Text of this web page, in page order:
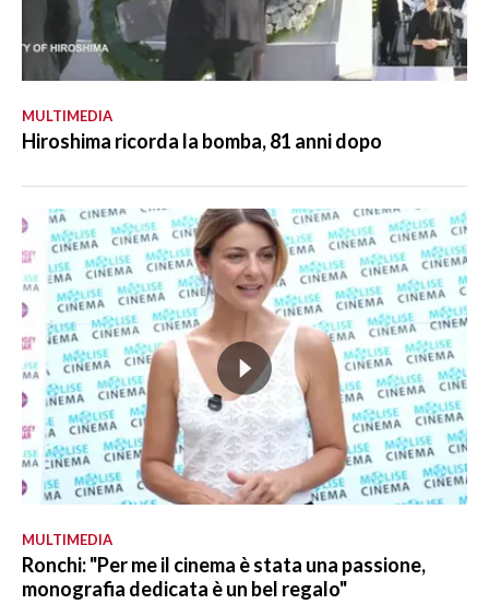
MULTIMEDIA
Hiroshima ricorda la bomba, 81 anni dopo
MULTIMEDIA
Ronchi: "Per me il cinema è stata una passione,
monografia dedicata è un bel regalo"